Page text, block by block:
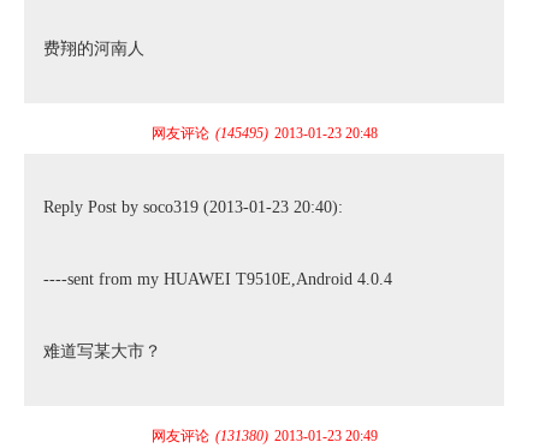
费翔的河南人
网友评论 (145495) 2013-01-23 20:48
Reply Post by soco319 (2013-01-23 20:40):
----sent from my HUAWEI T9510E,Android 4.0.4
难道写某大市？
网友评论 (131380) 2013-01-23 20:49